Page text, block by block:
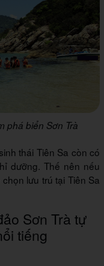
phá biển Sơn Trà
thái Tiên Sa còn có
dưỡng. Thế nên nếu
lưu trú tại Tiên Sa
Sơn Trà tự
tiếng